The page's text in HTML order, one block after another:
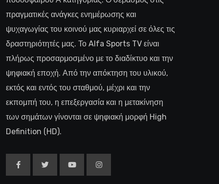
πραγματικές ανάγκες ενημέρωσης και
ψυχαγωγίας του κοινού μας κυριαρχεί σε όλες τις
δραστηριότητές μας. Το Alfa Sports TV είναι
πλήρως προσαρμοσμένο με το διαδίκτυο και την
ψηφιακή εποχή. Από την απόκτηση του υλικού,
εκτός και εντός του σταθμού, μέχρι και την
εκπομπή του, η επεξεργασία και η μετακίνηση
των σημάτων γίνονται σε ψηφιακή μορφή High
Definition (HD).